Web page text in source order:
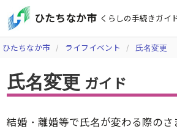
ひたちなか市 くらしの手続きガイ
ひたちなか市 ライフイベント 氏名変更
氏名変更 ガイド
結婚・離婚等で氏名が変わる際の